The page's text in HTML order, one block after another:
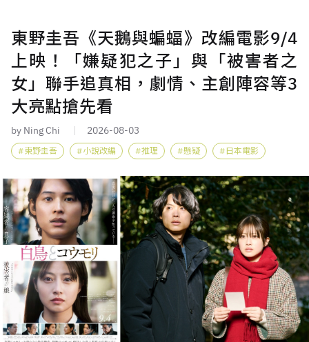
東野圭吾《天鵝與蝙蝠》改編電影9/4
上映！「嫌疑犯之子」與「被害者之
女」聯手追真相，劇情、主創陣容等3
大亮點搶先看
by Ning Chi 2026-08-03
東野圭吾 小說改編 推理 懸疑 日本電影